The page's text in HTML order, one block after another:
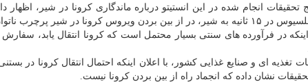
تحقیقات انجام شده در این انستیتو درباره ماندگاری کرونا در شیر،
اینکه در فرآورده های سنتی بسیار محتمل است که کرونا انتقال یابد،
تغذیه ای و صنایع غذایی کشور، با اعلان اینکه احتمال انتقال کرونا در
نشان داده که انجماد راه از بین بردن کرونا نیست.